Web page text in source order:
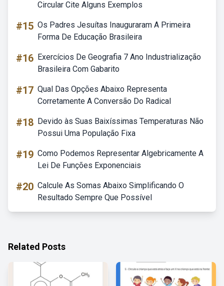
Circular Cite Alguns Exemplos
#15 Os Padres Jesuítas Inauguraram A Primeira
Forma De Educação Brasileira
#16 Exercícios De Geografia 7 Ano Industrialização
Brasileira Com Gabarito
#17 Qual Das Opções Abaixo Representa
Corretamente A Conversão Do Radical
#18 Devido às Suas Baixíssimas Temperaturas Não
Possui Uma População Fixa
#19 Como Podemos Representar Algebricamente A
Lei De Funções Exponenciais
#20 Calcule As Somas Abaixo Simplificando O
Resultado Sempre Que Possível
Related Posts